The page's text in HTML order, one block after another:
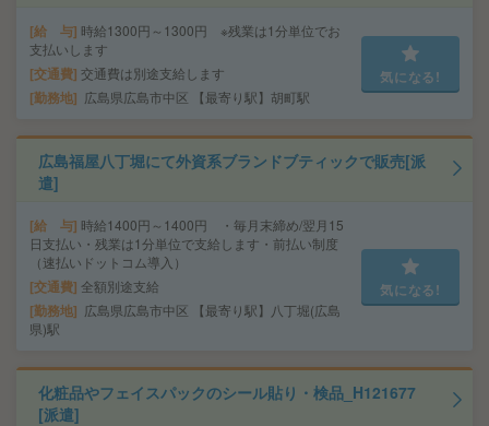
給 与 時給1300円～1300円 ※残業は1分単位でお
支払いします
交通費 交通費は別途支給します
勤務地 広島県広島市中区 【最寄り駅】胡町駅
気になる!
広島福屋八丁堀にて外資系ブランドブティックで販売[派
遣]
給 与 時給1400円～1400円 ・毎月末締め/翌月15
日支払い・残業は1分単位で支給します・前払い制度
（速払いドットコム導入）
交通費 全額別途支給
勤務地
広島県広島市中区 【最寄り駅】八丁堀(広島
県)駅
気になる!
化粧品やフェイスパックのシール貼り・検品_H121677
[派遣]